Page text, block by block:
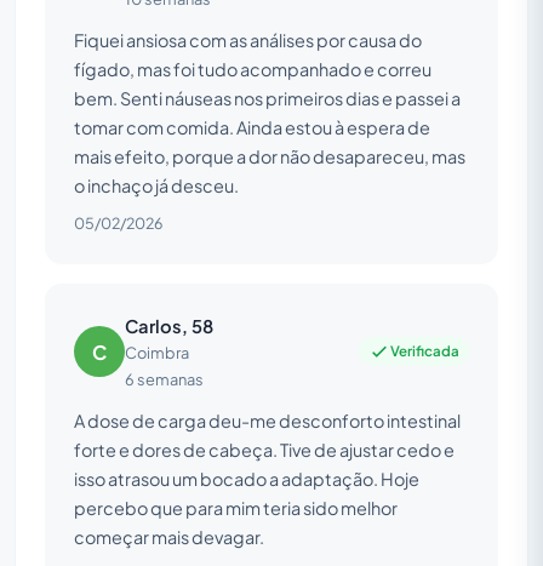
Fiquei ansiosa com as análises por causa do
fígado, mas foi tudo acompanhado e correu
bem. Senti náuseas nos primeiros dias e passei a
tomar com comida. Ainda estou à espera de
mais efeito, porque a dor não desapareceu, mas
o inchaço já desceu.
05/02/2026
C
Carlos, 58
Coimbra
6 semanas
Verificada
A dose de carga deu-me desconforto intestinal
forte e dores de cabeça. Tive de ajustar cedo e
isso atrasou um bocado a adaptação. Hoje
percebo que para mim teria sido melhor
começar mais devagar.